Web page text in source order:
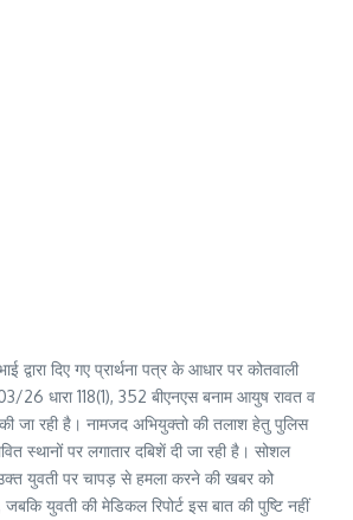
दिए गए प्रार्थना पत्र के आधार पर कोतवाली
धारा 118(1), 352 बीएनएस बनाम आयुष रावत व
जा रही है। नामजद अभियुक्तो की तलाश हेतु पुलिस
स्थानों पर लगातार दबिशें दी जा रही है। सोशल
उक्त युवती पर चापड़ से हमला करने की खबर को
जबकि युवती की मेडिकल रिपोर्ट इस बात की पुष्टि नहीं